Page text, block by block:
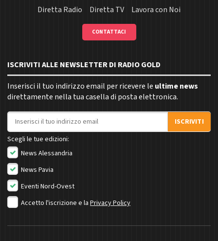
Diretta Radio
Diretta TV Lavora con Noi
CONTATTACI
ISCRIVITI ALLE NEWSLETTER DI RADIO GOLD
Inserisci il tuo indirizzo email per ricevere le ultime news
direttamente nella tua casella di posta elettronica.
Indirizzo email
ISCRIVITI
Scegli le tue edizioni:
News Alessandria
News Pavia
Eventi Nord-Ovest
Accetto l'iscrizione e la Privacy Policy